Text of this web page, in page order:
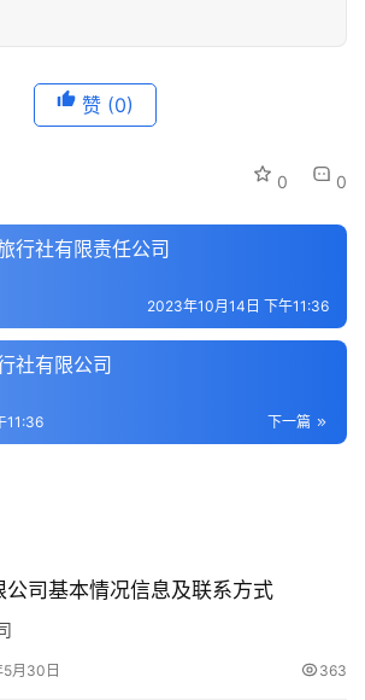
赞 (0)
0 0
行社有限责任公司
2023年10月14日 下午11:36
社有限公司
下一篇
11:36
公司基本情况信息及联系方式
月30日 363